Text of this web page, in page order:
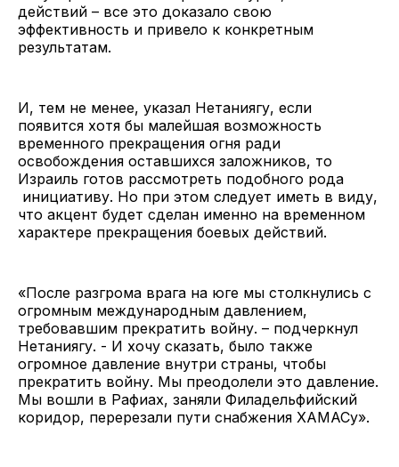
действий – все это доказало свою
эффективность и привело к конкретным
результатам.
И, тем не менее, указал Нетаниягу, если
появится хотя бы малейшая возможность
временного прекращения огня ради
освобождения оставшихся заложников, то
Израиль готов рассмотреть подобного рода
инициативу. Но при этом следует иметь в виду,
что акцент будет сделан именно на временном
характере прекращения боевых действий.
«После разгрома врага на юге мы столкнулись с
огромным международным давлением,
требовавшим прекратить войну. – подчеркнул
Нетаниягу. - И хочу сказать, было также
огромное давление внутри страны, чтобы
прекратить войну. Мы преодолели это давление.
Мы вошли в Рафиах, заняли Филадельфийский
коридор, перерезали пути снабжения ХАМАСу».